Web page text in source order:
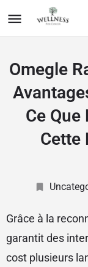
Omegle
Ce
Cette
Grâce à la
garantit des
cost plusieurs